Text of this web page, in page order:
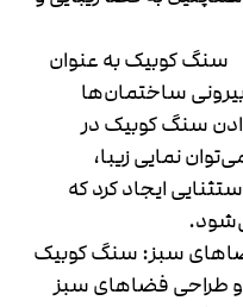
سنگ کوبیک به عنوان
ساختمان‌ها
سنگ کوبیک در
نمایی زیبا،
ایجاد کرد که
سبز: سنگ کوبیک
طراحی فضاهای سبز